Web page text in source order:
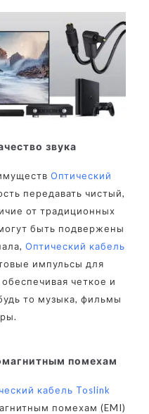
звука
Оптический
передавать чистый,
от традиционных
быть подвержены
Оптический кабель
импульсы для
четкое и
то музыка, фильмы
помехам
кабель Toslink
помехам (EMI)